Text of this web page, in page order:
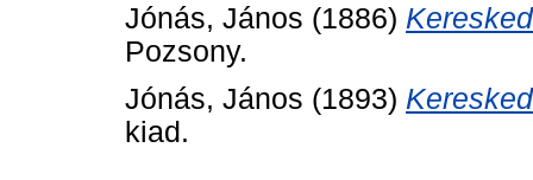
Jónás, János (1886)
Pozsony.
Jónás, János (1893)
kiad.